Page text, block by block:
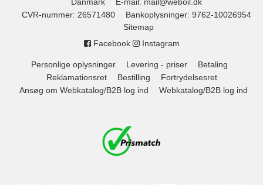
CVR-nummer: 26571480 Bankoplysninger: 9762-10026954
Sitemap
Facebook
Instagram
Personlige oplysninger Levering - priser
Betaling
Reklamationsret
Bestilling
Fortrydelsesret
Ansøg om Webkatalog/B2B log ind
Webkatalog/B2B log ind